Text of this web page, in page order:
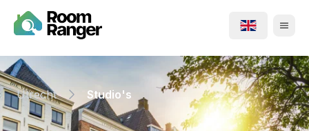
Utrecht Studio's